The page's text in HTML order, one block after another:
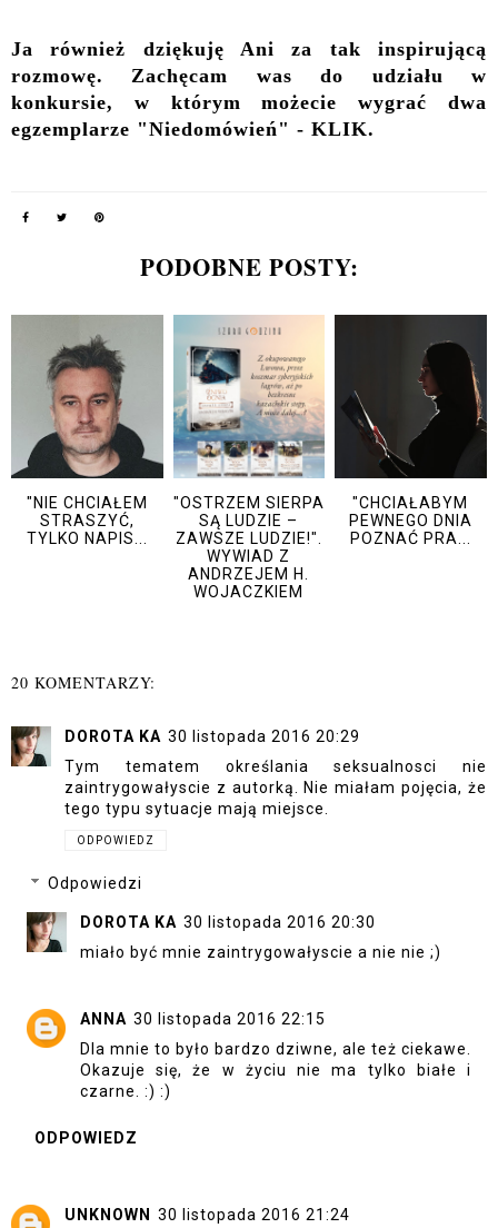
Ja również dziękuję Ani za tak inspirującą
rozmowę. Zachęcam was do udziału w
konkursie, w którym możecie wygrać dwa
egzemplarze "Niedomówień" - KLIK.
PODOBNE POSTY:
"NIE CHCIAŁEM
STRASZYĆ,
TYLKO NAPIS...
"OSTRZEM SIERPA
SĄ LUDZIE –
ZAWSZE LUDZIE!".
WYWIAD Z
ANDRZEJEM H.
WOJACZKIEM
"CHCIAŁABYM
PEWNEGO DNIA
POZNAĆ PRA...
20 KOMENTARZY:
DOROTA KA 30 listopada 2016 20:29
Tym tematem określania seksualnosci nie
zaintrygowałyscie z autorką. Nie miałam pojęcia, że
tego typu sytuacje mają miejsce.
ODPOWIEDZ
Odpowiedzi
DOROTA KA 30 listopada 2016 20:30
miało być mnie zaintrygowałyscie a nie nie ;)
ANNA 30 listopada 2016 22:15
Dla mnie to było bardzo dziwne, ale też ciekawe.
Okazuje się, że w życiu nie ma tylko białe i
czarne. :) :)
ODPOWIEDZ
UNKNOWN
30 listopada 2016 21:24